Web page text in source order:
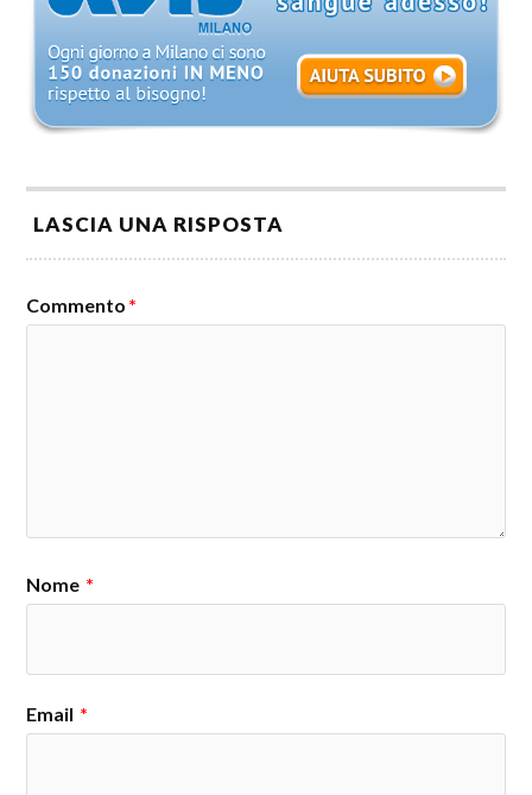
LASCIA UNA RISPOSTA
Commento *
Nome *
Email *